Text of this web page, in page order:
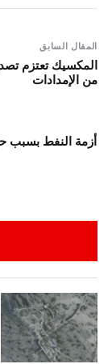
المقال السابق
المكسيك تعتزم
من الإمدادات
أزمة النفط بسبب